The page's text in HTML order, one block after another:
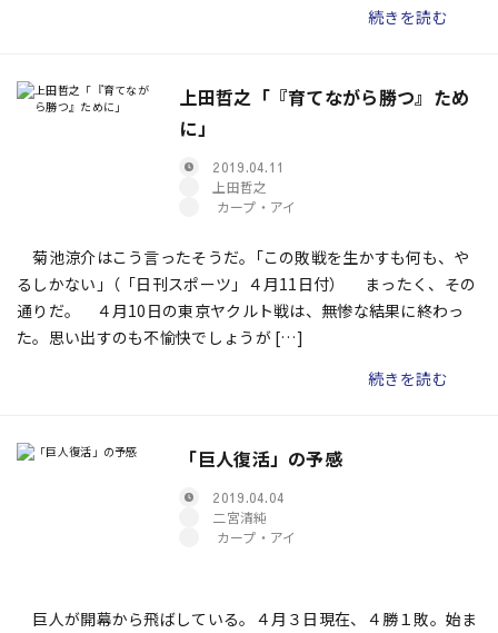
続きを読む
上田哲之「『育てながら勝つ』ため
に」
2019.04.11
上田哲之
カープ・アイ
菊池涼介はこう言ったそうだ。｢この敗戦を生かすも何も、や
るしかない｣（「日刊スポーツ」４月11日付） まったく、その
通りだ。 ４月10日の東京ヤクルト戦は、無惨な結果に終わっ
た。思い出すのも不愉快でしょうが […]
続きを読む
「巨人復活」の予感
2019.04.04
二宮清純
カープ・アイ
巨人が開幕から飛ばしている。４月３日現在、４勝１敗。始ま